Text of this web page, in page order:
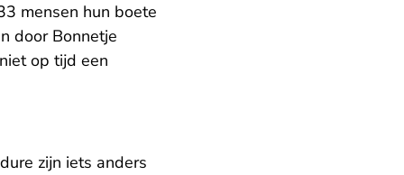
mensen hun boete
door Bonnetje
op tijd een
zijn iets anders